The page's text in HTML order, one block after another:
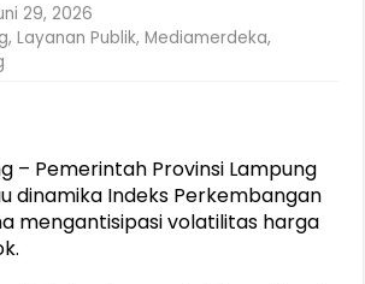
29, 2026
,Layanan Publik,Mediamerdeka,
– Pemerintah Provinsi Lampung
dinamika Indeks Perkembangan
mengantisipasi volatilitas harga